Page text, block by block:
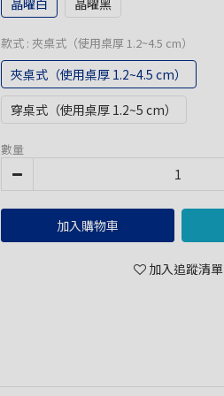
晶曜白 晶曜黑
款式 : 夾桌式（使用桌厚 1.2~4.5 cm）
夾桌式（使用桌厚 1.2~4.5 cm）
穿桌式（使用桌厚 1.2~5 cm）
數量
加入購物車
加入追蹤清單